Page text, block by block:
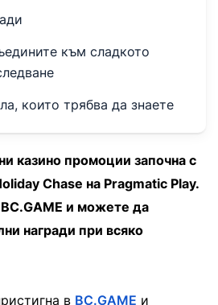
към сладкото
които трябва да знаете
казино промоции започна с
Chase на Pragmatic Play.
и можете да
награди при всяко
в BC.GAME и